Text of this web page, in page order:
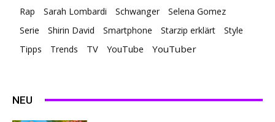
Rap
Sarah Lombardi Schwanger
Selena Gomez
Serie
Shirin David Smartphone Starzip erklärt
Style
Tipps
Trends TV YouTube YouTuber
NEU